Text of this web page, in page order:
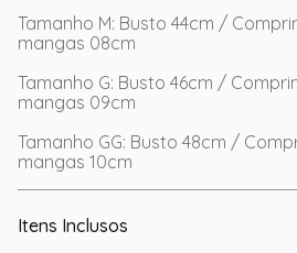
Tamanho M: Busto 44cm /
mangas 08cm
Tamanho G: Busto 46cm /
mangas 09cm
Tamanho GG: Busto 48cm /
mangas 10cm
Itens Inclusos